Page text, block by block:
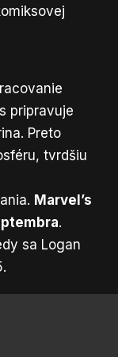
pripravuje
Preto
tvrdšiu
Marvel’s
.
sa Logan